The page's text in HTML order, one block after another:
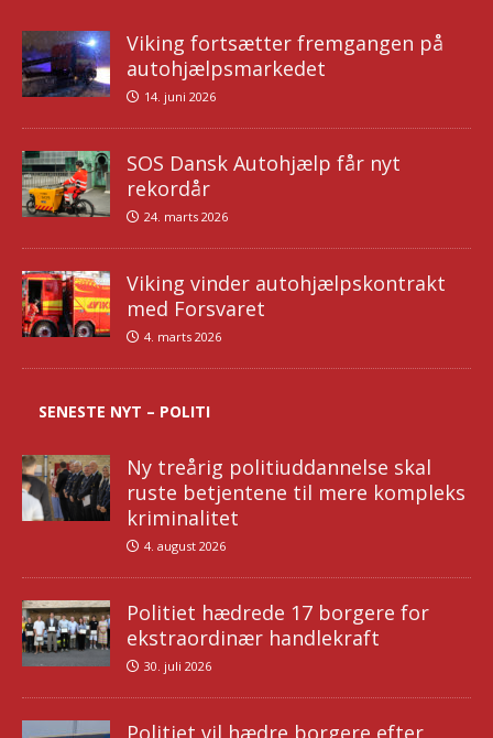
Viking fortsætter fremgangen på
autohjælpsmarkedet
14. juni 2026
SOS Dansk Autohjælp får nyt
rekordår
24. marts 2026
Viking vinder autohjælpskontrakt
med Forsvaret
4. marts 2026
SENESTE NYT – POLITI
Ny treårig politiuddannelse skal
ruste betjentene til mere kompleks
kriminalitet
4. august 2026
Politiet hædrede 17 borgere for
ekstraordinær handlekraft
30. juli 2026